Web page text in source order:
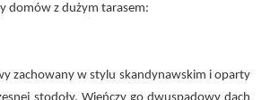
domów z dużym tarasem:
zachowany w stylu skandynawskim i oparty